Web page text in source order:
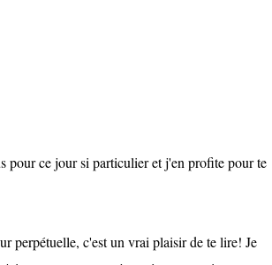
pour ce jour si particulier et j'en profite pour te
perpétuelle, c'est un vrai plaisir de te lire! Je